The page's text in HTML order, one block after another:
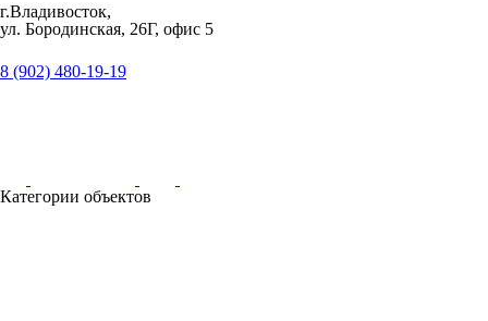
г.Владивосток,
ул. Бородинская, 26Г, офис 5
8 (902) 480-19-19
Категории объектов